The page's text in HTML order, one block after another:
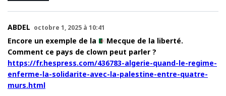
ABDEL octobre 1, 2025 à 10:41
Encore un exemple de la
Mecque de la liberté.
Comment ce pays de clown peut parler ?
https://fr.hespress.com/436783-algerie-quand-le-regime-
enferme-la-solidarite-avec-la-palestine-entre-quatre-
murs.html